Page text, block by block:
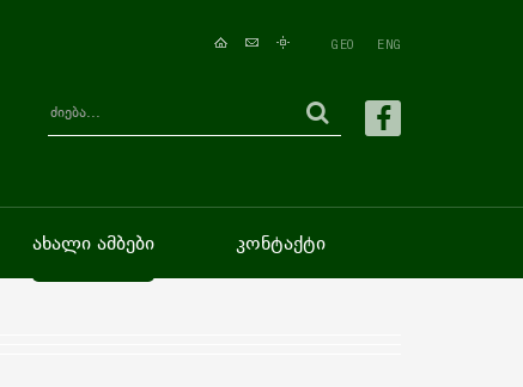
GEO ENG
ახალი ამბები კონტაქტი